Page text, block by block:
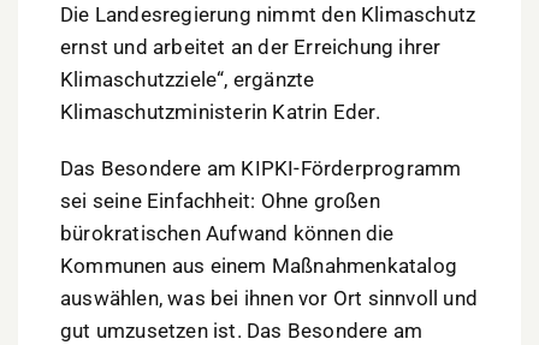
Die Landesregierung nimmt den Klimaschutz
ernst und arbeitet an der Erreichung ihrer
Klimaschutzziele“, ergänzte
Klimaschutzministerin Katrin Eder.
Das Besondere am KIPKI-Förderprogramm
sei seine Einfachheit: Ohne großen
bürokratischen Aufwand können die
Kommunen aus einem Maßnahmenkatalog
auswählen, was bei ihnen vor Ort sinnvoll und
gut umzusetzen ist. Das Besondere am